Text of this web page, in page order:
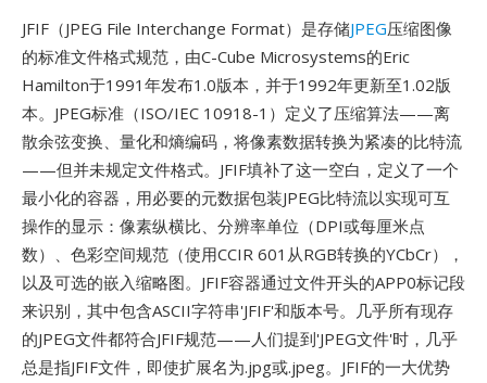
JFIF（JPEG File Interchange Format）是存储JPEG压缩图像
的标准文件格式规范，由C-Cube Microsystems的Eric
Hamilton于1991年发布1.0版本，并于1992年更新至1.02版
本。JPEG标准（ISO/IEC 10918-1）定义了压缩算法——离
散余弦变换、量化和熵编码，将像素数据转换为紧凑的比特流
——但并未规定文件格式。JFIF填补了这一空白，定义了一个
最小化的容器，用必要的元数据包装JPEG比特流以实现可互
操作的显示：像素纵横比、分辨率单位（DPI或每厘米点
数）、色彩空间规范（使用CCIR 601从RGB转换的YCbCr），
以及可选的嵌入缩略图。JFIF容器通过文件开头的APP0标记段
来识别，其中包含ASCII字符串'JFIF'和版本号。几乎所有现存
的JPEG文件都符合JFIF规范——人们提到'JPEG文件'时，几乎
总是指JFIF文件，即使扩展名为.jpg或.jpeg。JFIF的一大优势